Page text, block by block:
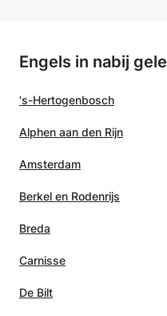
Engels in nabij
's-Hertogenbosch
Alphen aan den Rijn
Amsterdam
Berkel en Rodenrijs
Breda
Carnisse
De Bilt